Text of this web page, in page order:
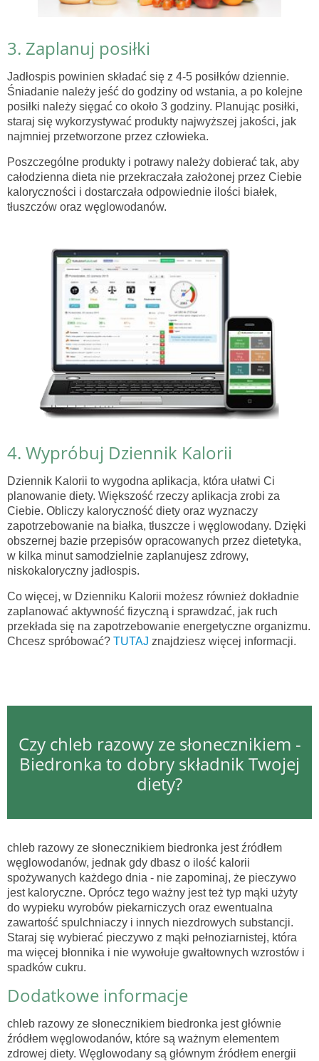
3. Zaplanuj posiłki
Jadłospis powinien składać się z 4-5 posiłków dziennie.
Śniadanie należy jeść do godziny od wstania, a po kolejne
posiłki należy sięgać co około 3 godziny. Planując posiłki,
staraj się wykorzystywać produkty najwyższej jakości, jak
najmniej przetworzone przez człowieka.
Poszczególne produkty i potrawy należy dobierać tak, aby
całodzienna dieta nie przekraczała założonej przez Ciebie
kaloryczności i dostarczała odpowiednie ilości białek,
tłuszczów oraz węglowodanów.
4. Wypróbuj Dziennik Kalorii
Dziennik Kalorii to wygodna aplikacja, która ułatwi Ci
planowanie diety. Większość rzeczy aplikacja zrobi za
Ciebie. Obliczy kaloryczność diety oraz wyznaczy
zapotrzebowanie na białka, tłuszcze i węglowodany. Dzięki
obszernej bazie przepisów opracowanych przez dietetyka,
w kilka minut samodzielnie zaplanujesz zdrowy,
niskokaloryczny jadłospis.
Co więcej, w Dzienniku Kalorii możesz również dokładnie
zaplanować aktywność fizyczną i sprawdzać, jak ruch
przekłada się na zapotrzebowanie energetyczne organizmu.
Chcesz spróbować? TUTAJ znajdziesz więcej informacji.
Czy chleb razowy ze słonecznikiem -
Biedronka to dobry składnik Twojej
diety?
chleb razowy ze słonecznikiem biedronka jest źródłem
węglowodanów, jednak gdy dbasz o ilość kalorii
spożywanych każdego dnia - nie zapominaj, że pieczywo
jest kaloryczne. Oprócz tego ważny jest też typ mąki użyty
do wypieku wyrobów piekarniczych oraz ewentualna
zawartość spulchniaczy i innych niezdrowych substancji.
Staraj się wybierać pieczywo z mąki pełnoziarnistej, która
ma więcej błonnika i nie wywołuje gwałtownych wzrostów i
spadków cukru.
Dodatkowe informacje
chleb razowy ze słonecznikiem biedronka jest głównie
źródłem węglowodanów, które są ważnym elementem
zdrowej diety. Węglowodany są głównym źródłem energii